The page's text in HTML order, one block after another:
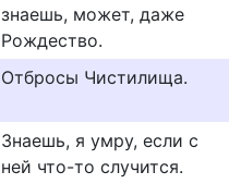
знаешь, может, даже
Рождество.
Отбросы Чистилища.
Знаешь, я умру, если с
ней что-то случится.